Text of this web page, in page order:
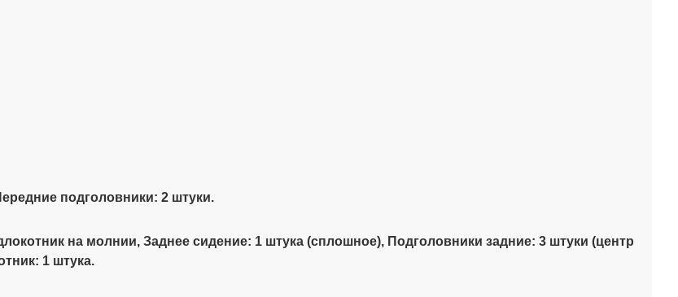
подголовники: 2 штуки.
на молнии, Заднее сидение: 1 штука (сплошное), Подголовники задние: 3 штуки (центр
1 штука.